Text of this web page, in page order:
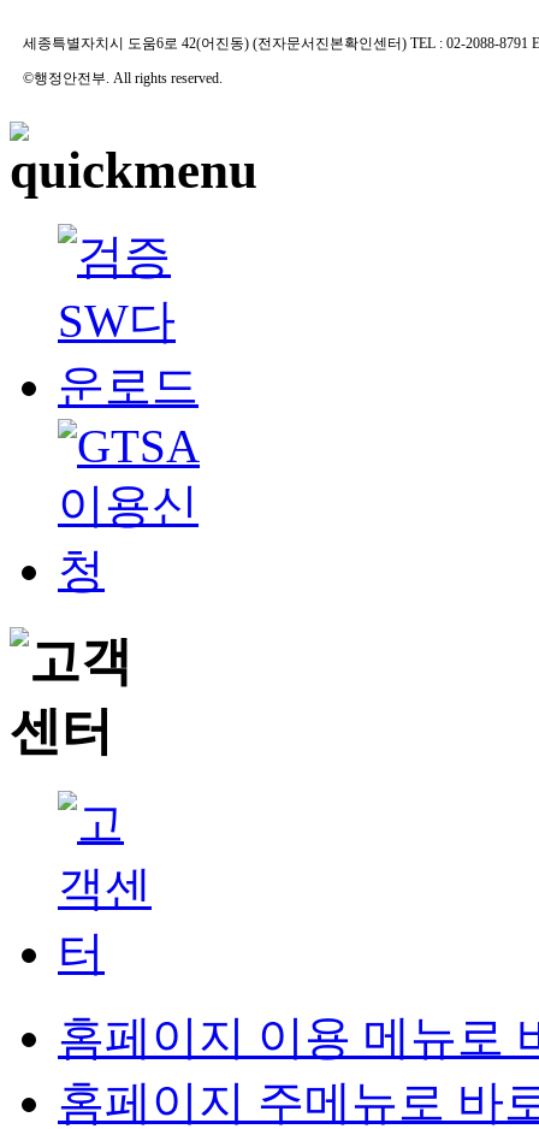
세종특별자치시 도움6로 42(어진동) (전자문서진본확인센터) TEL : 02-2088-8791
©행정안전부. All rights reserved.
홈페이지 이용 메뉴로
홈페이지 주메뉴로 바